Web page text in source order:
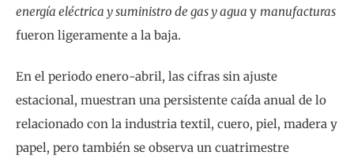
energía eléctrica y suministro de gas y agua y manufacturas
fueron ligeramente a la baja.
En el periodo enero-abril, las cifras sin ajuste
estacional, muestran una persistente caída anual de lo
relacionado con la industria textil, cuero, piel, madera y
papel, pero también se observa un cuatrimestre